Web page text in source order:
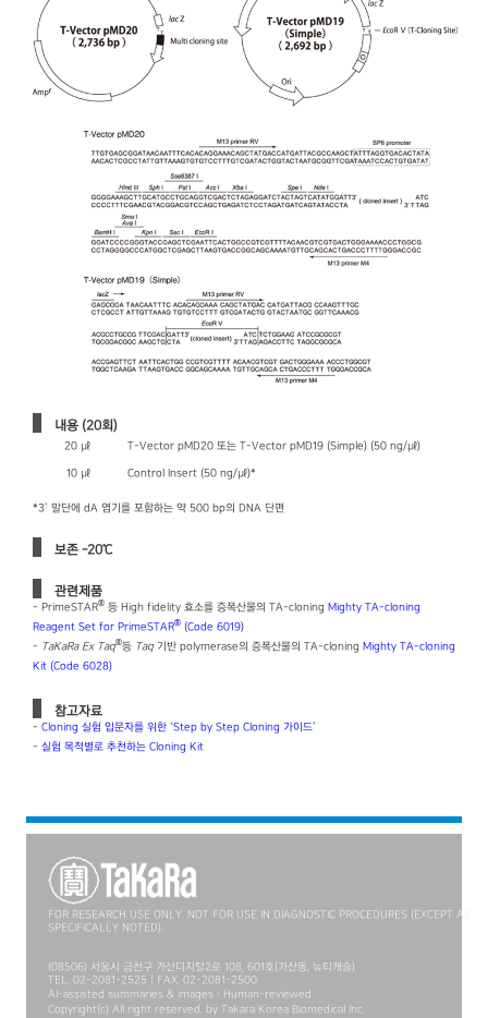
내용 (20회)
20 ㎕ T-Vector pMD20 또는 T-Vector pMD19 (Simple) (50 ng/㎕)
10 ㎕ Control Insert (50 ng/㎕)*
*3’ 말단에 dA 염기를 포함하는 약 500 bp의 DNA 단편
보존 -20℃
관련제품
- PrimeSTAR® 등 High fidelity 효소를 증폭산물의 TA-cloning Mighty TA-cloning
Reagent Set for PrimeSTAR® (Code 6019)
- TaKaRa Ex Taq®등 Taq기반 polymerase의 증폭산물의 TA-cloning Mighty TA-cloning
Kit (Code 6028)
참고자료
- Cloning 실험 입문자를 위한 ‘Step by Step Cloning 가이드’
- 실험 목적별로 추천하는 Cloning Kit
FOR RESEARCH USE ONLY. NOT FOR USE IN DIAGNOSTIC PROCEDURES (EXCEPT AS
SPECIFICALLY NOTED).
(08506) 서울시 금천구 가산디지털2로 108, 601호(가산동, 뉴티캐슬)
TEL. 02-2081-2525 | FAX. 02-2081-2500
AI-assisted summaries & images · Human-reviewed
Copyright(c) All right reserved. by Takara Korea Biomedical Inc.